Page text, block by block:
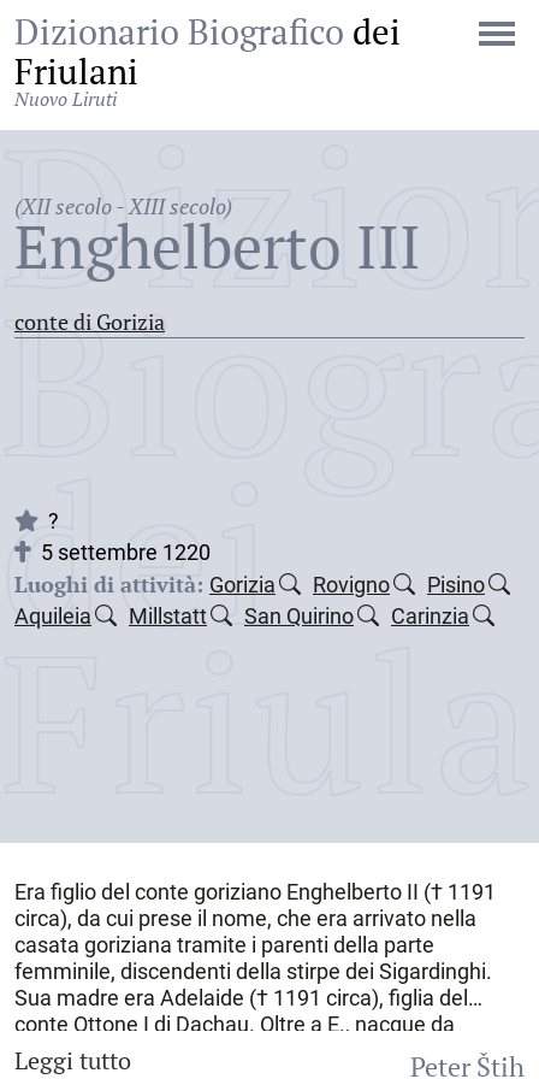
Dizionario Biografico dei
Friulani
Nuovo Liruti
(XII secolo - XIII secolo)
Enghelberto III
conte di Gorizia
dei
?
5 settembre 1220
Luoghi di attività: Gorizia Rovigno
Pisino
Aquileia
Millstatt San Quirino Carinzia
Era figlio del conte goriziano Enghelberto II († 1191
circa), da cui prese il nome, che era arrivato nella
casata goriziana tramite i parenti della parte
femminile, discendenti della stirpe dei Sigardinghi.
Sua madre era Adelaide († 1191 circa), figlia del
conte Ottone I di Dachau. Oltre a E., nacque da
questo matrimonio anche Mainardo II (1158-1231
Leggi tutto
Peter Štih